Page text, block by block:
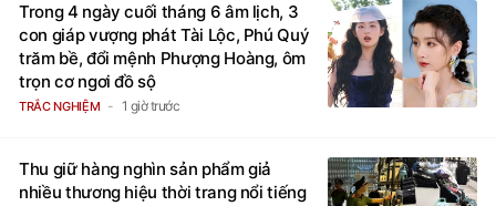
Trong 4 ngày cuối tháng 6 âm lịch, 3
con giáp vượng phát Tài Lộc, Phú Quý
trăm bề, đổi mệnh Phượng Hoàng, ôm
trọn cơ ngơi đồ sộ
TRẮC NGHIỆM 1 giờ trước
Thu giữ hàng nghìn sản phẩm giả
nhiều thương hiệu thời trang nổi tiếng